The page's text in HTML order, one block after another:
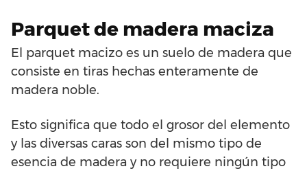
Parquet de madera maciza
El parquet macizo es un suelo de madera que
consiste en tiras hechas enteramente de
madera noble.
Esto significa que todo el grosor del elemento
y las diversas caras son del mismo tipo de
esencia de madera y no requiere ningún tipo